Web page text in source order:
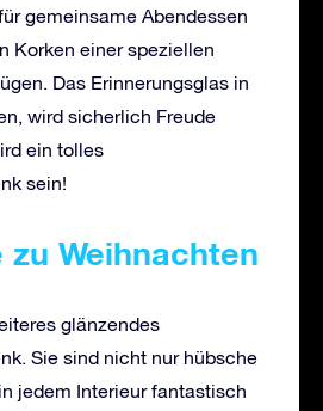
gemeinsame Abendessen
Korken einer speziellen
Das Erinnerungsglas in
wird sicherlich Freude
ein tolles
sein!
Weihnachten
glänzendes
Sie sind nicht nur hübsche
jedem Interieur fantastisch